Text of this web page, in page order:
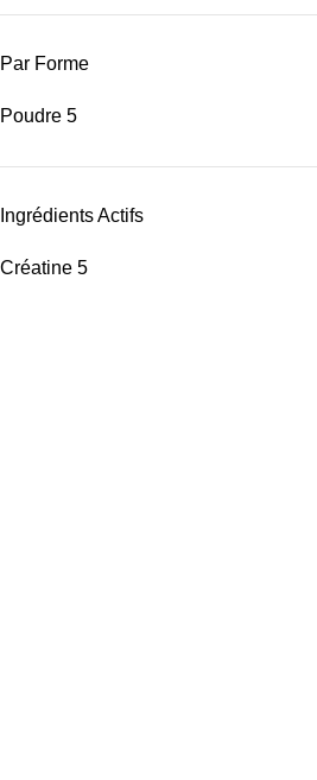
Par Forme
Poudre 5
Ingrédients Actifs
Créatine 5